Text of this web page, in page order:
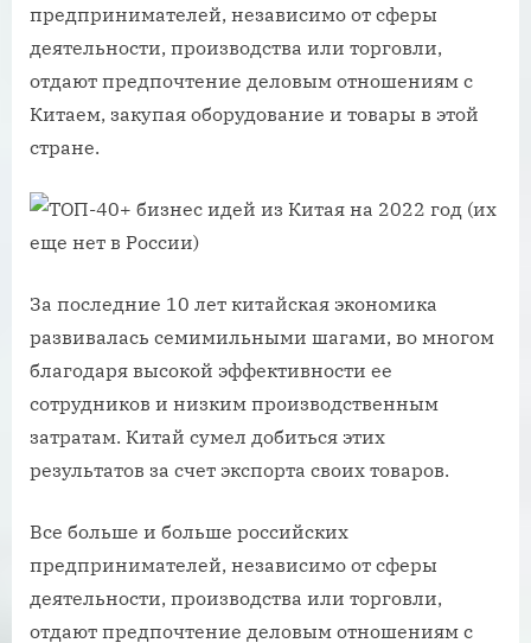
предпринимателей, независимо от сферы
деятельности, производства или торговли,
отдают предпочтение деловым отношениям с
Китаем, закупая оборудование и товары в этой
стране.
За последние 10 лет китайская экономика
развивалась семимильными шагами, во многом
благодаря высокой эффективности ее
сотрудников и низким производственным
затратам. Китай сумел добиться этих
результатов за счет экспорта своих товаров.
Все больше и больше российских
предпринимателей, независимо от сферы
деятельности, производства или торговли,
отдают предпочтение деловым отношениям с